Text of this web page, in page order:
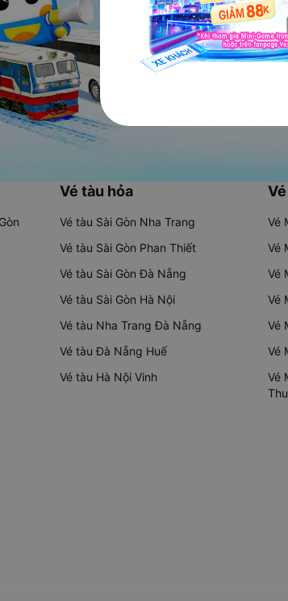
Vé tàu hỏa
Vé tàu Sài Gòn Nha Trang
Vé tàu Sài Gòn Phan Thiết
Vé tàu Sài Gòn Đà Nẵng
Vé tàu Sài Gòn Hà Nội
Vé tàu Nha Trang Đà Nẵng
Vé tàu Đà Nẵng Huế
Vé tàu Hà Nội Vinh
Vé
Vé
Vé
Vé
Vé
Vé
Vé